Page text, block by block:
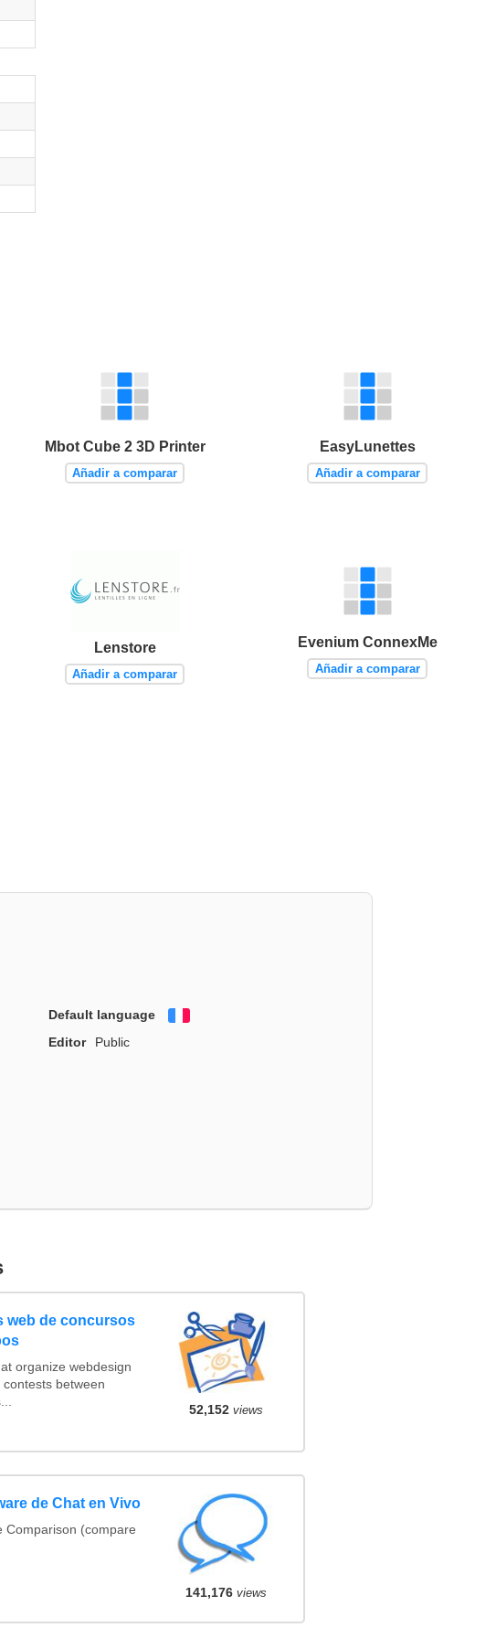
Mbot Cube 2 3D Printer
Añadir a comparar
EasyLunettes
Añadir a comparar
Lenstore
Añadir a comparar
Evenium ConnexMe
Añadir a comparar
Default language
Editor
Public
web de concursos
organize webdesign
between
52,152 views
de Chat en Vivo
Comparison (compare
141,176 views